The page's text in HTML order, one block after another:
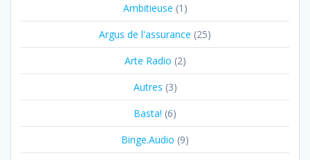
Ambitieuse (1)
Argus de l'assurance (25)
Arte Radio (2)
Autres (3)
Basta! (6)
Binge.Audio (9)